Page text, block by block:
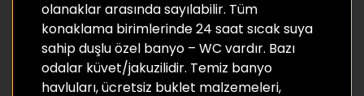
olanaklar arasında sayılabilir. Tüm
konaklama birimlerinde 24 saat sıcak suya
sahip duşlu özel banyo – WC vardır. Bazı
odalar küvet/jakuzilidir. Temiz banyo
havluları, ücretsiz buklet malzemeleri,